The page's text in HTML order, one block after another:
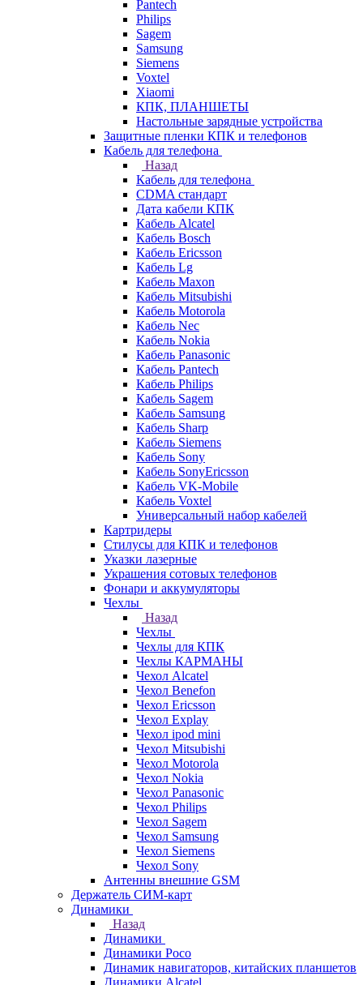
Pantech
Philips
Sagem
Samsung
Siemens
Voxtel
Xiaomi
КПК, ПЛАНШЕТЫ
Настольные зарядные устройства
Защитные пленки КПК и телефонов
Кабель для телефона
Назад
Кабель для телефона
CDMA стандарт
Дата кабели КПК
Кабель Alcatel
Кабель Bosch
Кабель Ericsson
Кабель Lg
Кабель Maxon
Кабель Mitsubishi
Кабель Motorola
Кабель Nec
Кабель Nokia
Кабель Panasonic
Кабель Pantech
Кабель Philips
Кабель Sagem
Кабель Samsung
Кабель Sharp
Кабель Siemens
Кабель Sony
Кабель SonyEricsson
Кабель VK-Mobile
Кабель Voxtel
Универсальный набор кабелей
Картридеры
Стилусы для КПК и телефонов
Указки лазерные
Украшения сотовых телефонов
Фонари и аккумуляторы
Чехлы
Назад
Чехлы
Чехлы для КПК
Чехлы КАРМАНЫ
Чехол Alcatel
Чехол Benefon
Чехол Ericsson
Чехол Explay
Чехол ipod mini
Чехол Mitsubishi
Чехол Motorola
Чехол Nokia
Чехол Panasonic
Чехол Philips
Чехол Sagem
Чехол Samsung
Чехол Siemens
Чехол Sony
Антенны внешние GSM
Держатель СИМ-карт
Динамики
Назад
Динамики
Динамики Poco
Динамик навигаторов, китайских планшетов
Динамики Alcatel